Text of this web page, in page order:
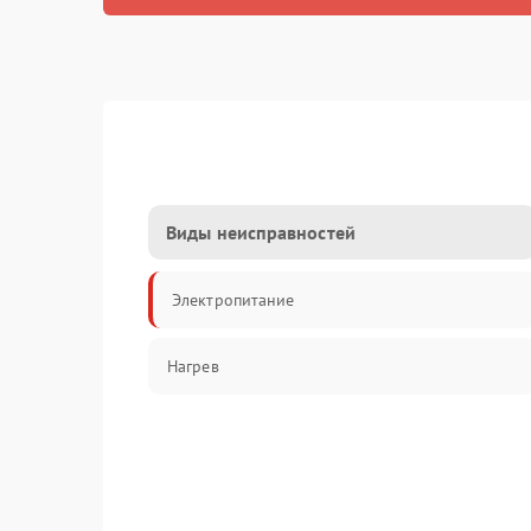
Виды неисправностей
Электропитание
Нагрев